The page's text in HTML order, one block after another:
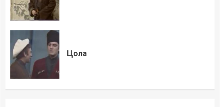
Цола